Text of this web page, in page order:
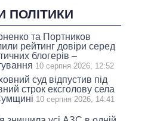
ПОЛІТИКИ
та Портников
рейтинг довіри серед
блогерів –
10 серпня 2026, 12:52
суд відпустив під
строк ексголову села
10 серпня 2026, 14:41